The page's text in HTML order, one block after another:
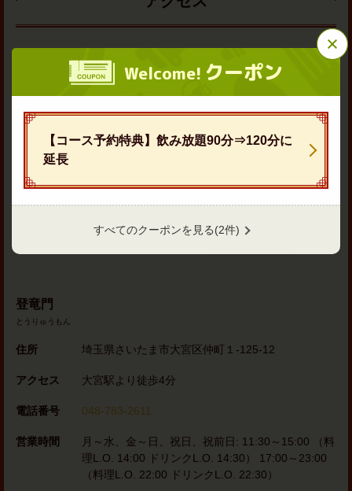
Welcome! クーポン
【コース予約特典】飲み放題90分⇒120分に
延長
すべてのクーポンを見る(2件)
地図アプリで見る
登竜門
とうりゅうもん
住所 埼玉県さいたま市大宮区仲町１-125-12
アクセス 大宮駅より徒歩4分
電話番号 048-783-2611
営業時間
月～水、金～日、祝日、祝前日: 11:30～15:00 （料
理L.O. 14:00 ドリンクL.O. 14:30） 17:00～23:00
（料理L.O. 22:00 ドリンクL.O. 22:30）
この店舗情報をシェアする
埼玉県さいたま市大宮区仲町１-125-12
お店情報をコピー
閉じる